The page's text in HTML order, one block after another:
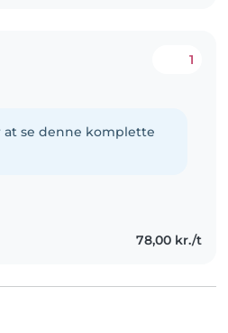
1
at se denne komplette
78,00 kr./t